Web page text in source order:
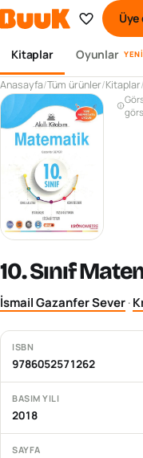
Üye
Kitaplar Oyunlar YENI
Anasayfa/Tüm ürünler/Kitaplar/
10. Sınıf
İsmail Gazanfer Sever·
ISBN
9786052571262
BASIM YILI
2018
SAYFA